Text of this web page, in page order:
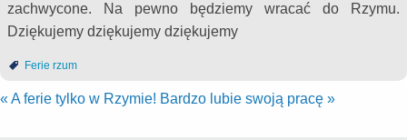
zachwycone. Na pewno będziemy wracać do Rzymu.
Dziękujemy dziękujemy dziękujemy
Ferie rzum
« A ferie tylko w Rzymie! Bardzo lubie swoją pracę »